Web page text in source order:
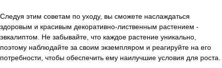
Следуя этим советам по уходу, вы сможете наслаждаться
здоровым и красивым декоративно-лиственным растением -
эвкалиптом. Не забывайте, что каждое растение уникально,
поэтому наблюдайте за своим экземпляром и реагируйте на его
потребности, чтобы обеспечить ему наилучшие условия для роста.